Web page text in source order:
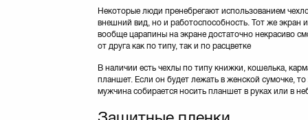
Sumdex(4)
TRANSCEND(92)
Targus(12)
Tucano(27)
Некоторые люди пренебрегают использованием
внешний вид, но и работоспособность. Тот же экран
вообще царапины на экране достаточно некрасиво
от друга как по типу, так и по расцветке
В наличии есть чехлы по типу книжки, кошелька,
планшет. Если он будет лежать в женской сумочке,
мужчина собирается носить планшет в руках или в